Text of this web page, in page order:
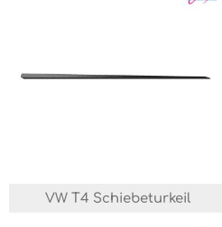
VW T4 Schiebeturkeil